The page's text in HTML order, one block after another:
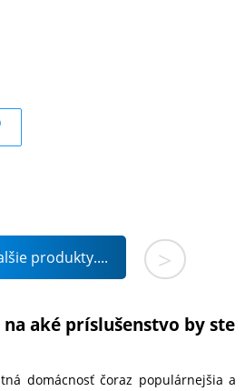
produkty.... >
aké príslušenstvo by ste
domácnosť čoraz populárnejšia a